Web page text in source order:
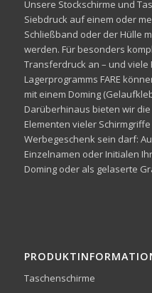
Unsere Stockschirme und
Siebdruck auf einem oder
Schließband oder der Hülle
werden. Für besonders
Transferdruck an – und viele
Lagerprogramms FARE
mit einem Doming
Darüberhinaus bieten wir
Elementen vieler
Werbegeschenk sein darf:
Einzelnamen oder Initialen
Doming oder als gelaserte
Taschenschirme